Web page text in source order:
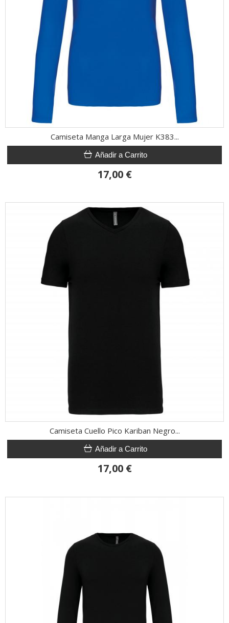
Camiseta Manga Larga Mujer K383...
Añadir a Carrito
17,00 €
Camiseta Cuello Pico Kariban Negro...
Añadir a Carrito
17,00 €